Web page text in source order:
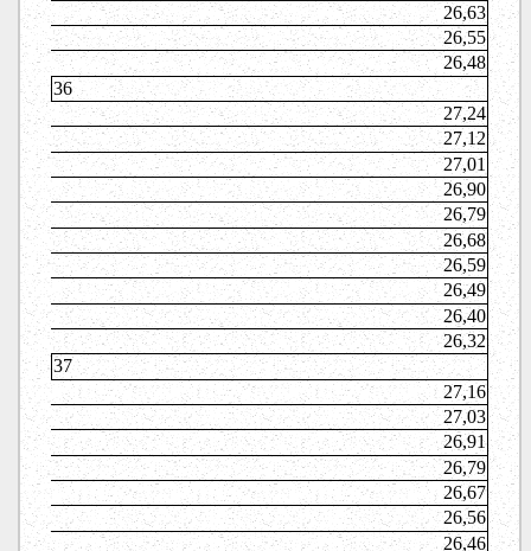
26,63
26,55
26,48
36
27,24
27,12
27,01
26,90
26,79
26,68
26,59
26,49
26,40
26,32
37
27,16
27,03
26,91
26,79
26,67
26,56
26,46